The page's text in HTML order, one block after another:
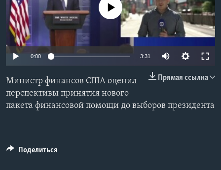
Learning English
СОЦИАЛЬНЫЕ СЕТИ
Языки
No media source currently available
0:00 3:31
Прямая ссылка
Министр финансов США оценил
перспективы принятия нового
пакета финансовой помощи до выборов президента
Поделиться